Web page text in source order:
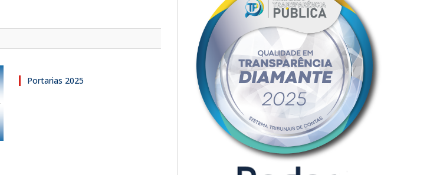
Portarias 2025